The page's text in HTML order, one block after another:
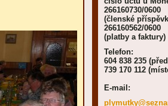
266160730/0600
(členské
266160562/0600
(platby a faktury)
Telefon:
604 838 235
739 170 112
E-mail:
plymutky